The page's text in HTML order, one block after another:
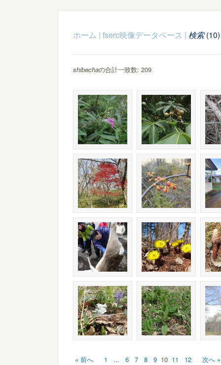
ホーム | fserc映像データベース | 検索(10)
shibechaの合計一致数: 209
« 前へ 1 ... 6 7 8 9 10 11 12 次へ »